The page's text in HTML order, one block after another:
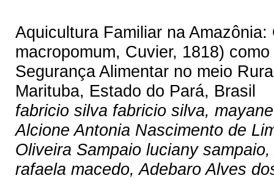
Aquicultura Familiar na
macropomum, Cuvier, 1818)
Segurança Alimentar no meio
Marituba, Estado do Pará, Brasil
fabricio silva fabricio silva,
Alcione Antonia Nascimento de
Oliveira Sampaio luciany
rafaela macedo, Adebaro Alves